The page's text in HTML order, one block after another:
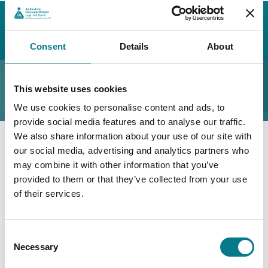
Consent Details About
This website uses cookies
We use cookies to personalise content and ads, to
provide social media features and to analyse our traffic.
We also share information about your use of our site with
our social media, advertising and analytics partners who
may combine it with other information that you’ve
provided to them or that they’ve collected from your use
of their services.
Selection
Necessary
Home
Ár Seirbhís um Chúnamh Dlíthiúil
Conas is féidir linn cabhrú leat
Réigiúnacha Eile
Neamhdhóthain
Neamhdhóthain
Is ordú é neamhní atá á dhéanamh ag Conradh, ag
dearadh nach raibh pósadh nó comhoibriú sibhialta
riamh ann.
a sholáthar i réimse na n-aonmhíoltachtaí. Is féidir leat
freisin teagmháil a dhéanamh le do Chéann atá i do
cheantar chun tuilleadh faisnéise a fháil.